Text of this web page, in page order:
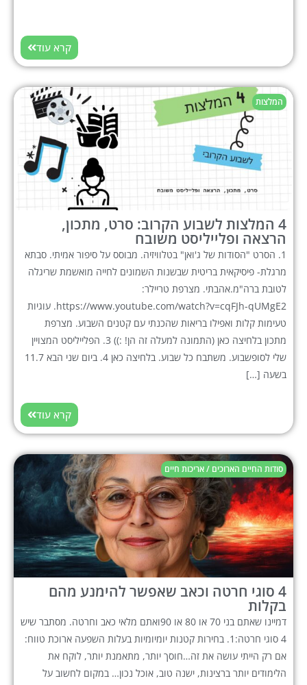
קרא עוד
המלצות
4 המלצות לשבוע הקרוב: סרט, מתכון,
הרצאה ופלייליסט משובח
1. הסרט "הסודות של ג'ואן" בטלוויזיה. מבוסס על סיפור אמיתי. סבתא
מרגלת- פיסיקאית בריטית שבשנות השמונים לחייה מואשמת שריגלה
לטובת ברה"מ.אהבתי. מצרפת טריילר:
https://www.youtube.com/watch?v=cqFJh-qUMgE2. עוגיות
טעימות קלות ואפילו בריאות שהכנתי עם קטנים השבוע. מצרפת
מתכון בלחיצה כאן (התמונה למעלה זה הן! :)) 3. הפלייליסט המצויין
שלי לסופשבוע. משתבח כל שבוע. בלחיצה כאן 4. ביום שני הבא 11.7
בשעה […]
קרא עוד
סודות החיים הארוכים / אריכות חיים
4 סוגי חרטה וכאב שאפשר להימנע מהם
בקלות
דמיינו שאתם בני 70 או 80 או 90ואתם מלאי כאב וחרטה. מסתבר שיש
4 סוגי חרטה:1. בחירות קטנות יומיומיות בעלות השפעה ארוכת טווח:
אם רק הייתי עושה את זה…חוסך יותר, מתאמנת יותר, לוקח את
הלימודים יותר ברצינות, ישנה טוב, אוכל נכון… במקום לחשוב על